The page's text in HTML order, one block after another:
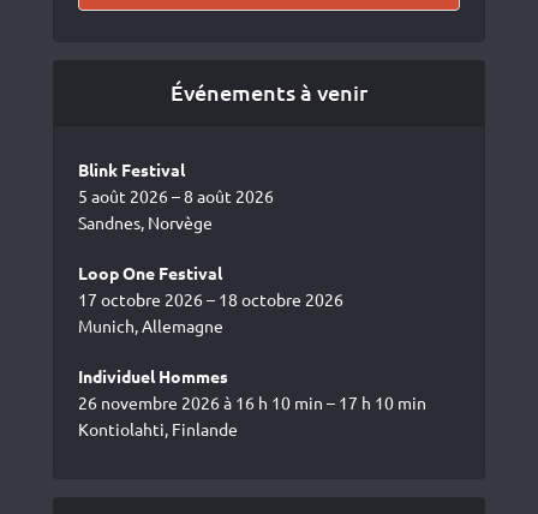
Événements à venir
Blink Festival
5 août 2026 – 8 août 2026
Sandnes, Norvège
Loop One Festival
17 octobre 2026 – 18 octobre 2026
Munich, Allemagne
Individuel Hommes
26 novembre 2026 à 16 h 10 min – 17 h 10 min
Kontiolahti, Finlande